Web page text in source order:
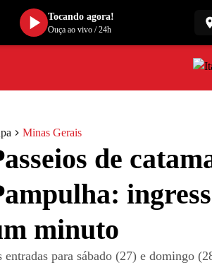
Minas Gerais
de
minuto
entradas para sábado (27) e domingo
Tocando agora!
Ouça ao vivo/24h